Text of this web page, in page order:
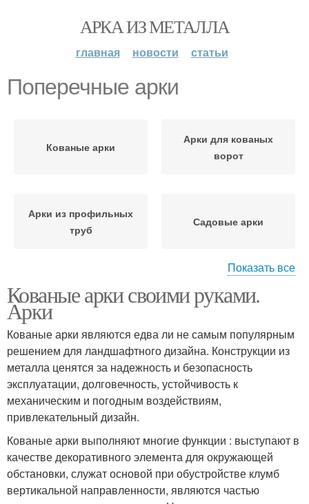
АРКА ИЗ МЕТАЛЛА
главная новости статьи
Поперечные арки
Кованые арки
Арки для кованых
ворот
Арки из профильных
труб
Садовые арки
дизайне
Садовая арка
Деревянная арка Арка для роз
Деревянные арки
Арка из пластиковых
труб
Показать все
Кованые арки своими руками.
Арки
Кованые арки являются едва ли не самым популярным
решением для ландшафтного дизайна. Конструкции из
металла ценятся за надежность и безопасность
эксплуатации, долговечность, устойчивость к
механическим и погодным воздействиям,
привлекательный дизайн.
Кованые арки выполняют многие функции : выступают в
качестве декоративного элемента для окружающей
обстановки, служат основой при обустройстве клумб
вертикальной направленности, являются частью